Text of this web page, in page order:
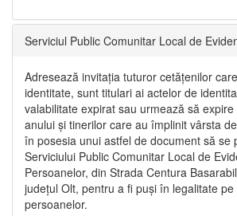
Serviciul Public Comunitar Local de
Adresează invitația tuturor cetățenilor
identitate, sunt titulari ai actelor de
valabilitate expirat sau urmează să
anului și tinerilor care au împlinit vârsta
în posesia unui astfel de document să se
Serviciului Public Comunitar Local de
Persoanelor, din Strada Centura
județul Olt, pentru a fi puși în legalitate
persoanelor.